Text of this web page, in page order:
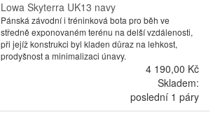
Lowa Skyterra UK13 navy
Pánská závodní i tréninková bota pro běh ve
středně exponovaném terénu na delší vzdálenosti,
při jejíž konstrukci byl kladen důraz na lehkost,
prodyšnost a minimalizaci únavy.
4 190,00 Kč
Skladem:
poslední 1 páry